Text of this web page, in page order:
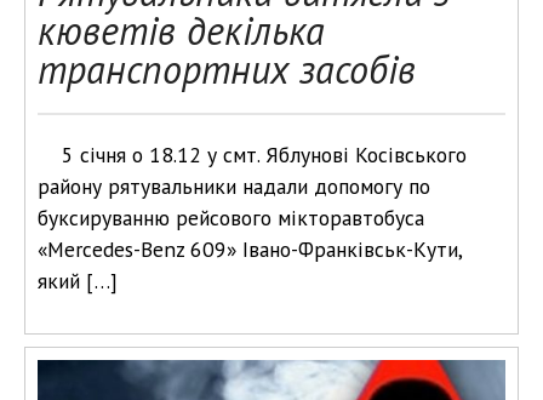
кюветів декілька
транспортних засобів
5 січня о 18.12 у смт. Яблунові Косівського
району рятувальники надали допомогу по
буксируванню рейсового мікторавтобуса
«Mercedes-Benz 609» Івано-Франківськ-Кути,
який […]